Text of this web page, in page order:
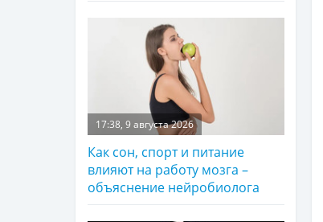
17:38, 9 августа 2026
Как сон, спорт и питание
влияют на работу мозга –
объяснение нейробиолога